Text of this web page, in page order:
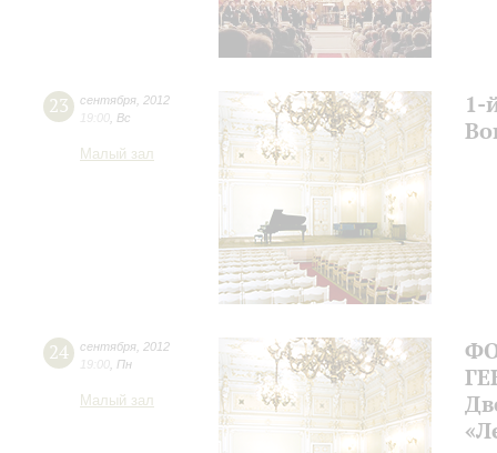
23 сентября 2012
19:00 Вс
Малый зал
1-
24 сентября 2012
19:00 Пн
Малый зал